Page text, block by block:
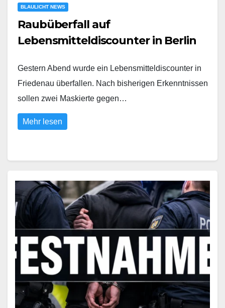
BLAULICHT NEWS
Raubüberfall auf
Lebensmitteldiscounter in Berlin
Gestern Abend wurde ein Lebensmitteldiscounter in
Friedenau überfallen. Nach bisherigen Erkenntnissen
sollen zwei Maskierte gegen…
Mehr lesen